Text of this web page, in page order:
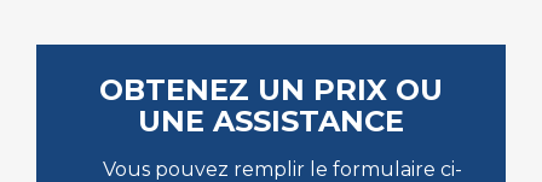
OBTENEZ UN PRIX OU
UNE ASSISTANCE
Vous pouvez remplir le formulaire ci-